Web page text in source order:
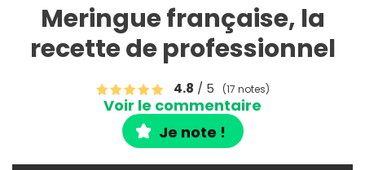
Meringue française, la
recette de professionnel
4.8 / 5 (17 notes)
Voir le commentaire
Je note !